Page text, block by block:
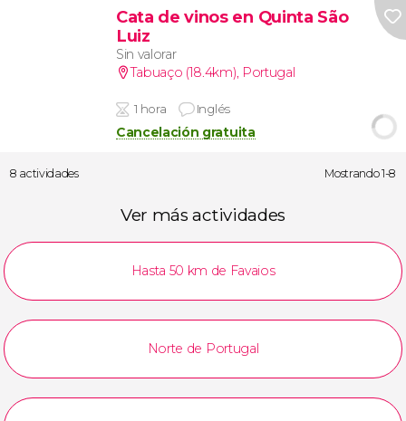
Cata de vinos en Quinta São
Luiz
Sin valorar
Tabuaço (18.4km), Portugal
1 hora Inglés
Cancelación gratuita
8 actividades Mostrando 1-8
Ver más actividades
Hasta 50 km de Favaios
Norte de Portugal